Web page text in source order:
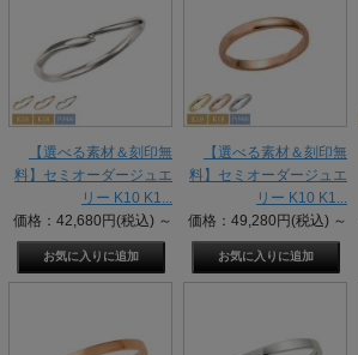
【選べる素材＆刻印無
料】セミオーダージュエ
リー K10 K1...
価格：42,680円(税込) ～
【選べる素材＆刻印無
料】セミオーダージュエ
リー K10 K1...
価格：49,280円(税込) ～